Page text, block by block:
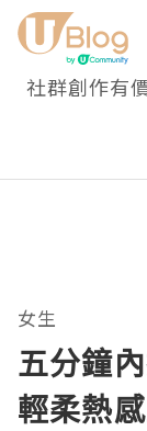
社群創作有
女生
五分鐘
輕柔熱